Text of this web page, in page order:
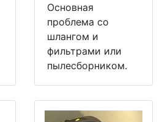
Основная
проблема со
шлангом и
фильтрами или
пылесборником.